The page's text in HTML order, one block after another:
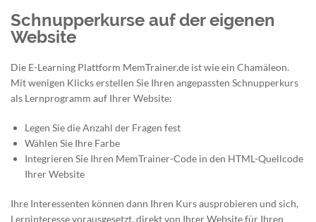
Schnupperkurse auf der eigenen
Website
Die E-Learning Plattform MemTrainer.de ist wie ein Chamäleon.
Mit wenigen Klicks erstellen Sie Ihren angepassten Schnupperkurs
als Lernprogramm auf Ihrer Website:
Legen Sie die Anzahl der Fragen fest
Wählen Sie Ihre Farbe
Integrieren Sie Ihren MemTrainer-Code in den HTML-Quellcode
Ihrer Website
Ihre Interessenten können dann Ihren Kurs ausprobieren und sich,
Lerninteresse vorausgesetzt, direkt von Ihrer Website für Ihren